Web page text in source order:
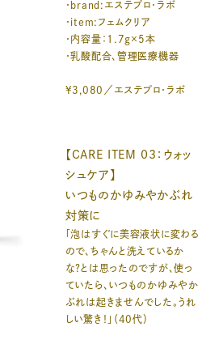
・brand:エステプロ・ラボ
・item:フェムクリア
・内容量：1.7g×5本
・乳酸配合、管理医療機器
¥3,080／エステプロ・ラボ
【CARE ITEM 03：ウォッ
シュケア】
いつものかゆみやかぶれ
対策に
「泡はすぐに美容液状に変わる
ので、ちゃんと洗えているか
な？とは思ったのですが、使っ
ていたら、いつものかゆみやか
ぶれは起きませんでした。うれ
しい驚き！」（40代）